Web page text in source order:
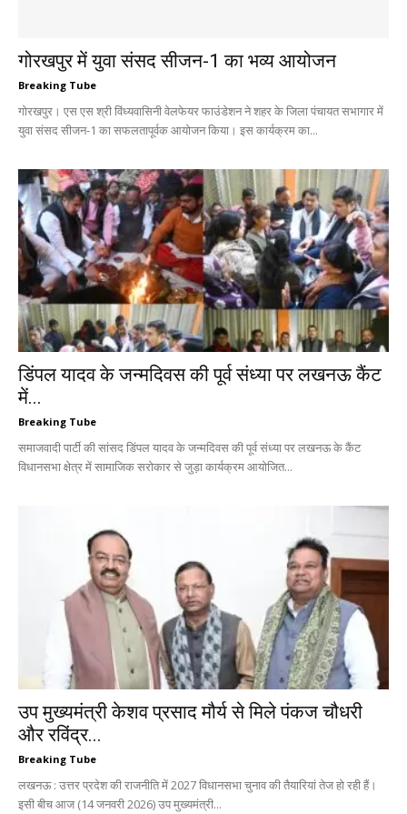
गोरखपुर में युवा संसद सीजन-1 का भव्य आयोजन
Breaking Tube
गोरखपुर। एस एस श्री विंध्यवासिनी वेलफेयर फाउंडेशन ने शहर के जिला पंचायत सभागार में
युवा संसद सीजन-1 का सफलतापूर्वक आयोजन किया। इस कार्यक्रम का...
डिंपल यादव के जन्मदिवस की पूर्व संध्या पर लखनऊ कैंट
में...
Breaking Tube
समाजवादी पार्टी की सांसद डिंपल यादव के जन्मदिवस की पूर्व संध्या पर लखनऊ के कैंट
विधानसभा क्षेत्र में सामाजिक सरोकार से जुड़ा कार्यक्रम आयोजित...
उप मुख्यमंत्री केशव प्रसाद मौर्य से मिले पंकज चौधरी
और रविंद्र...
Breaking Tube
लखनऊ : उत्तर प्रदेश की राजनीति में 2027 विधानसभा चुनाव की तैयारियां तेज हो रही हैं।
इसी बीच आज (14 जनवरी 2026) उप मुख्यमंत्री...